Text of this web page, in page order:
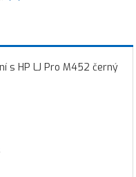
s HP LJ Pro M452 černý